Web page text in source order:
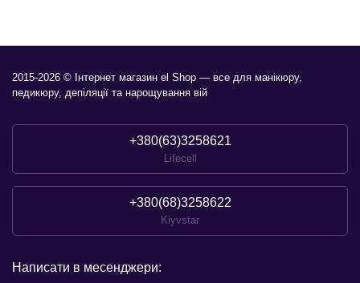
2015-2026 © Інтернет магазин el Shop — все для манікюру,
педикюру, депіляції та нарощування вій
+380(63)3258621
Lifecell
+380(68)3258622
Kiyvstar
Написати в месенджери: